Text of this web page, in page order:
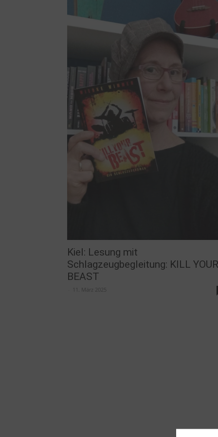
Kiel: Lesung mit
Schlagzeugbegleitung: KILL YOUR
BEAST
11. März 2025